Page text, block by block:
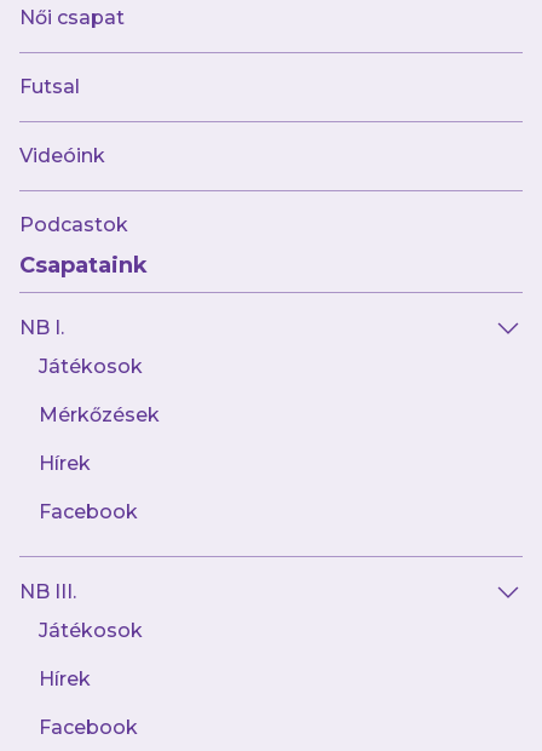
Női csapat
Futsal
Videóink
Podcastok
Csapataink
NB I.
Játékosok
Mérkőzések
Hírek
Facebook
NB III.
Játékosok
Hírek
Facebook
AJÁNLÓ